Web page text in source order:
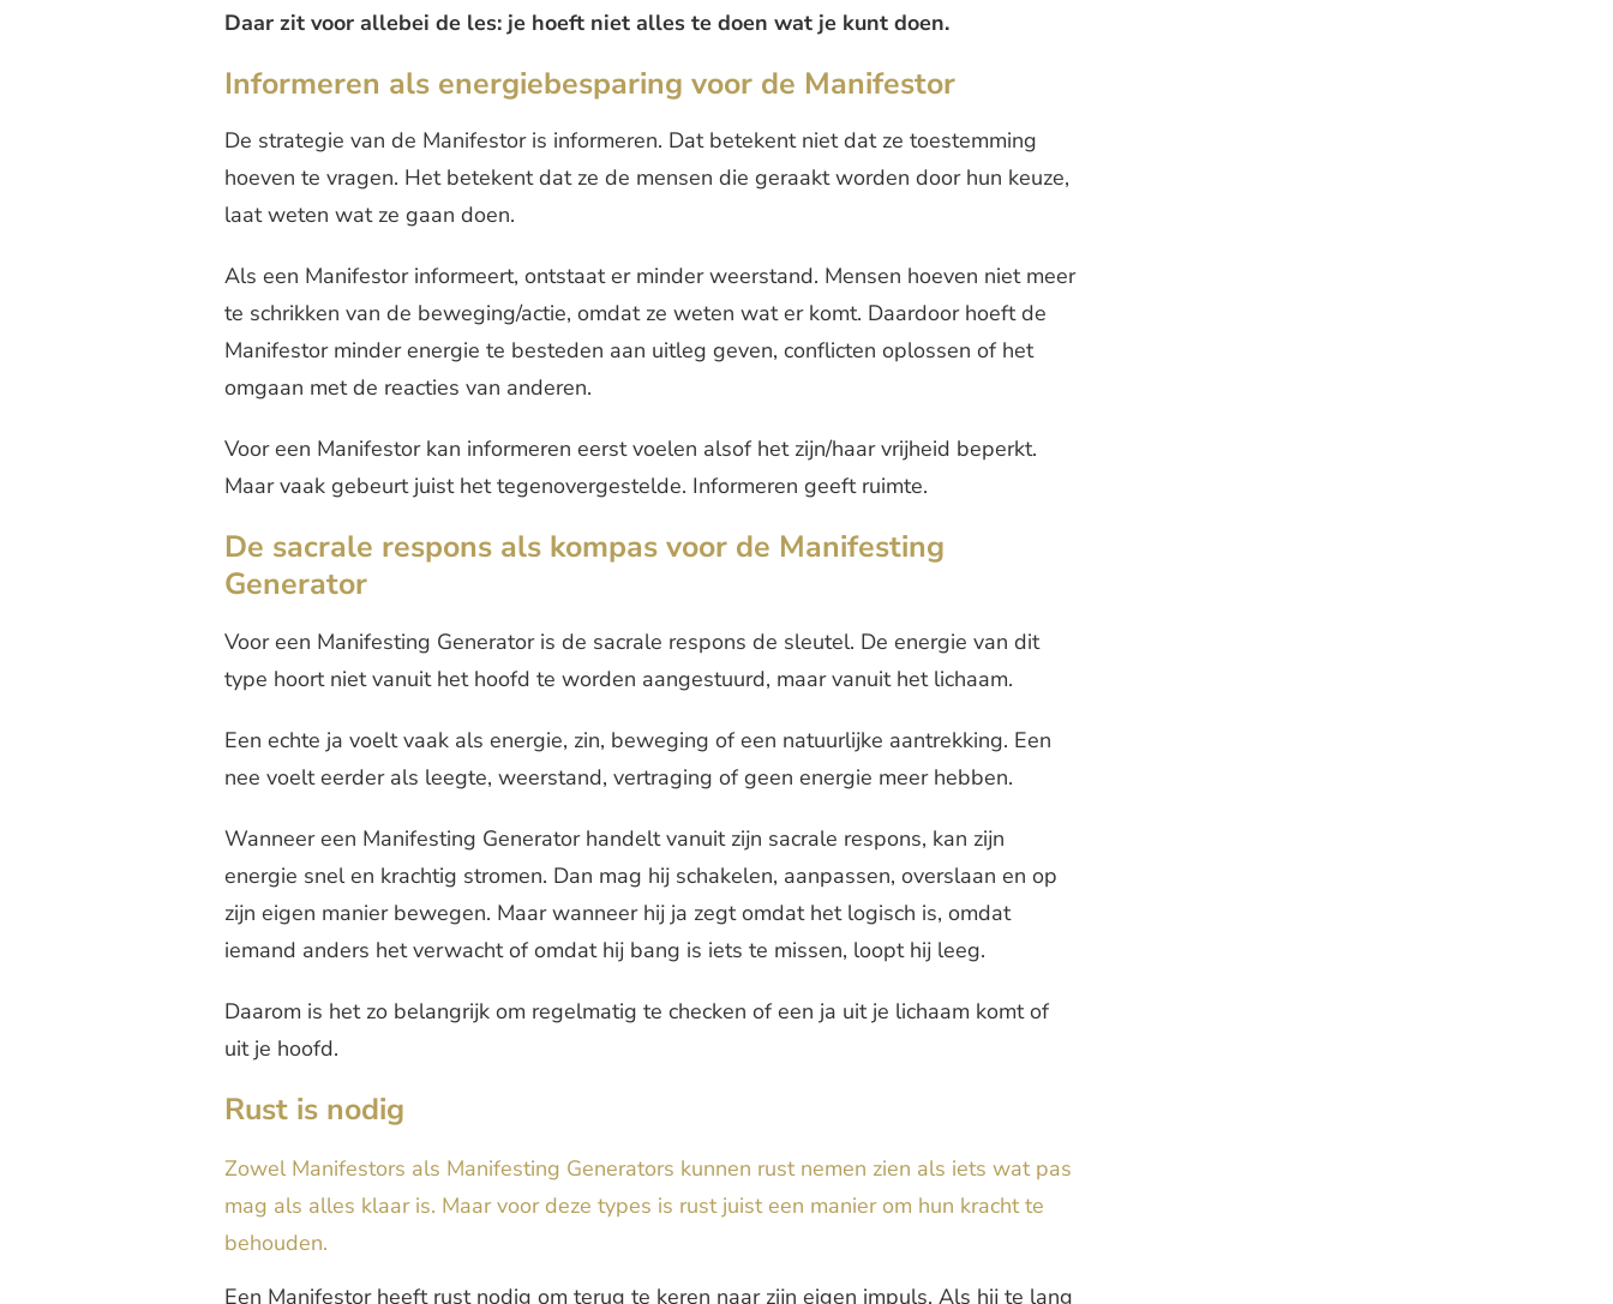
Daar zit voor allebei de les: je hoeft niet alles te doen wat je kunt doen.
Informeren als energiebesparing voor de Manifestor
De strategie van de Manifestor is informeren. Dat betekent niet dat ze toestemming
hoeven te vragen. Het betekent dat ze de mensen die geraakt worden door hun keuze,
laat weten wat ze gaan doen.
Als een Manifestor informeert, ontstaat er minder weerstand. Mensen hoeven niet meer
te schrikken van de beweging/actie, omdat ze weten wat er komt. Daardoor hoeft de
Manifestor minder energie te besteden aan uitleg geven, conflicten oplossen of het
omgaan met de reacties van anderen.
Voor een Manifestor kan informeren eerst voelen alsof het zijn/haar vrijheid beperkt.
Maar vaak gebeurt juist het tegenovergestelde. Informeren geeft ruimte.
De sacrale respons als kompas voor de Manifesting
Generator
Voor een Manifesting Generator is de sacrale respons de sleutel. De energie van dit
type hoort niet vanuit het hoofd te worden aangestuurd, maar vanuit het lichaam.
Een echte ja voelt vaak als energie, zin, beweging of een natuurlijke aantrekking. Een
nee voelt eerder als leegte, weerstand, vertraging of geen energie meer hebben.
Wanneer een Manifesting Generator handelt vanuit zijn sacrale respons, kan zijn
energie snel en krachtig stromen. Dan mag hij schakelen, aanpassen, overslaan en op
zijn eigen manier bewegen. Maar wanneer hij ja zegt omdat het logisch is, omdat
iemand anders het verwacht of omdat hij bang is iets te missen, loopt hij leeg.
Daarom is het zo belangrijk om regelmatig te checken of een ja uit je lichaam komt of
uit je hoofd.
Rust is nodig
Zowel Manifestors als Manifesting Generators kunnen rust nemen zien als iets wat pas
mag als alles klaar is. Maar voor deze types is rust juist een manier om hun kracht te
behouden.
Een Manifestor heeft rust nodig om terug te keren naar zijn eigen impuls. Als hij te lang